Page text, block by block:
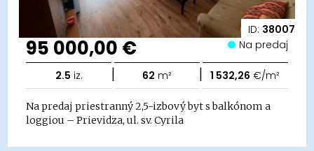
ID: 38007
95 000,00 € Na predaj
2.5 iz. | 62 m² | 1 532,26 €/m²
Na predaj priestranný 2,5-izbový byt s balkónom a
loggiou – Prievidza, ul. sv. Cyrila